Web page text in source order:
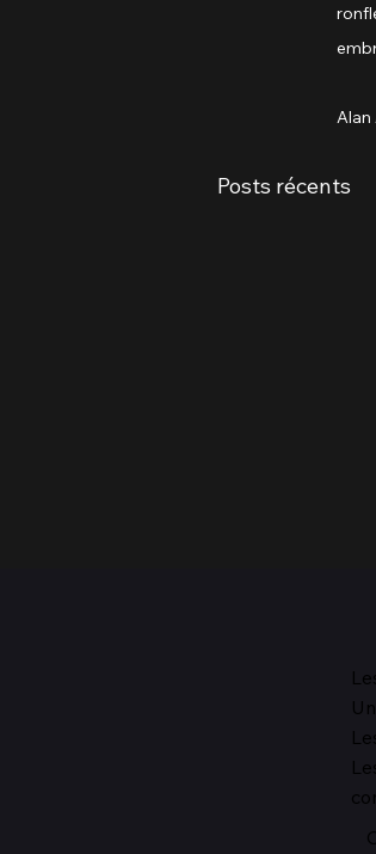
Alan
Posts récents
Le chef de